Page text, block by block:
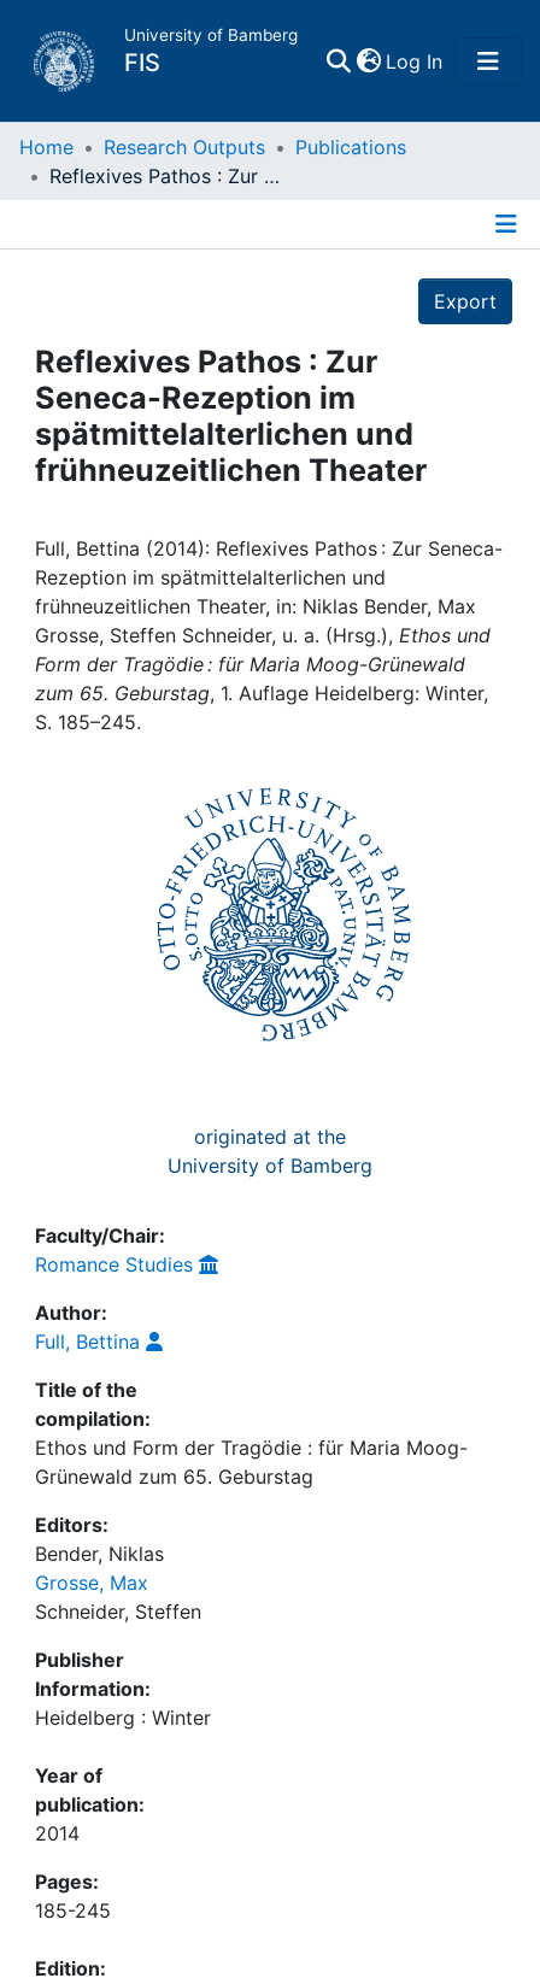
University of Bamberg
FIS Log In(current)
Home
Projects
People
Institutions
Awards
My FIS
Help
Home Research Outputs
Publications
Reflexives Pathos : Zur Seneca-Rezeption im spätmittelalterlichen und frühneuzeitlichen Theater
Export
Reflexives Pathos : Zur
Seneca-Rezeption im
spätmittelalterlichen und
frühneuzeitlichen Theater
Full, Bettina (2014): Reflexives Pathos : Zur Seneca-
Rezeption im spätmittelalterlichen und
frühneuzeitlichen Theater, in: Niklas Bender, Max
Grosse, Steffen Schneider, u. a. (Hrsg.), Ethos und
Form der Tragödie : für Maria Moog-Grünewald
zum 65. Geburstag, 1. Auflage Heidelberg: Winter,
S. 185–245.
originated at the
University of Bamberg
Faculty/Chair:
Romance Studies
Author:
Full, Bettina
Title of the
compilation:
Ethos und Form der Tragödie : für Maria Moog-
Grünewald zum 65. Geburstag
Editors:
Bender, Niklas
Grosse, Max
Schneider, Steffen
Publisher
Information:
Heidelberg : Winter
Year of
publication:
2014
Pages:
185-245
Edition: